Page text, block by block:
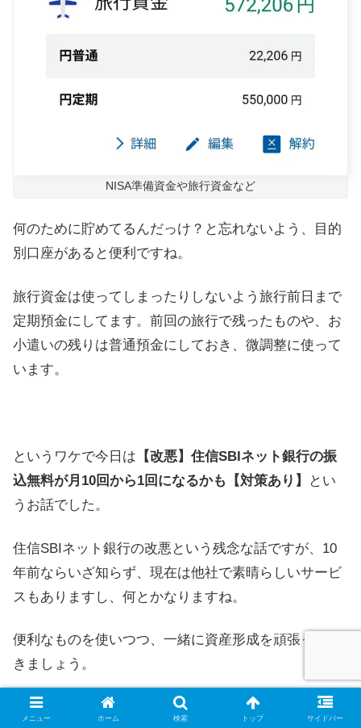
NISA準備資金や旅行資金など
何のために貯めてるんだっけ？と忘れないよう、目的
別口座があると便利ですね。
旅行資金は使ってしまったりしないよう旅行前日まで
定期預金にしてます。前回の旅行で残ったものや、お
小遣いの残りは普通預金にしておき、微調整に使って
います。
というワケで今日は 【改悪】住信SBIネット銀行の振
込無料が月10回から1回になるかも【対策あり】
とい
うお話でした。
住信SBIネット銀行の改悪という残念な話ですが、10
年前ならいざ知らず、現在は他社で素晴らしいサービ
スもありますし、何とかなりますね。
便利なものを使いつつ、一緒に資産形成を頑張ってい
きましょう。
メニュー ホーム 検索 トップ サイドバー